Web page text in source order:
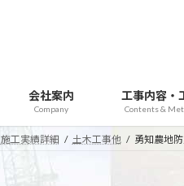
会社案内
Company
工事内容・
Contents &
施工実績詳細 土木工事他 勇知農地